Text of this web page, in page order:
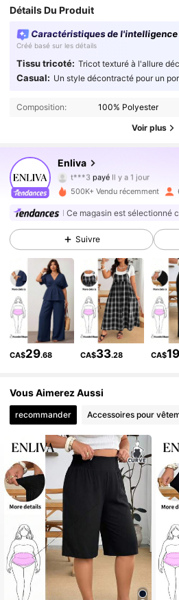
Détails Du Produit
Caractéristiques de
Créé basé sur les détails
Tissu tricoté: Tricot texturé à l'allure
Casual: Un style décontracté pour un
Composition: 100% Polyester
Voir plus
Enliva
4.71
107K Suiveurs
t***3 payé Il y a 1 jour
a suivi Il y a 5 minutes
107K Suiveurs
4.71 107K Suiveurs
4.71 107K Suiveurs
4.71 107K Suiveurs
4.71 107K Suiveurs
107K Suiveurs
107K Suiveurs
4.71 107K Suiveurs
500K+ Vendu récemment
Ce magasin est sélectionné
Suivre
CA$29.68 CA$33.28 CA$19
Vous Aimerez Aussi
recommander Accessoires pour